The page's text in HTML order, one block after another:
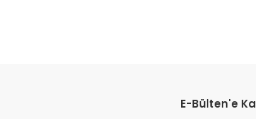
Ürün resmi kalitesiz, bozuk veya görüntülenemiyor.
E-Bülten'e